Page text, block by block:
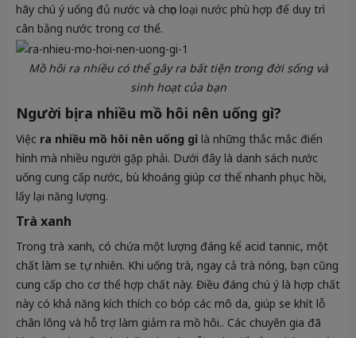
hãy chú ý uống đủ nước và chọn loại nước phù hợp để duy trì
cân bằng nước trong cơ thể.
Mồ hôi ra nhiều có thể gây ra bất tiện trong đời sống và
sinh hoạt của bạn
Người bị ra nhiều mồ hôi nên uống gì?
Việc ra nhiều mồ hôi nên uống gì là những thắc mắc điển
hình mà nhiều người gặp phải. Dưới đây là danh sách nước
uống cung cấp nước, bù khoáng giúp cơ thể nhanh phục hồi,
lấy lại năng lượng.
Trà xanh
Trong trà xanh, có chứa một lượng đáng kể acid tannic, một
chất làm se tự nhiên. Khi uống trà, ngay cả trà nóng, bạn cũng
cung cấp cho cơ thể hợp chất này. Điều đáng chú ý là hợp chất
này có khả năng kích thích co bóp các mô da, giúp se khít lỗ
chân lông và hỗ trợ làm giảm ra mồ hôi.. Các chuyên gia đã